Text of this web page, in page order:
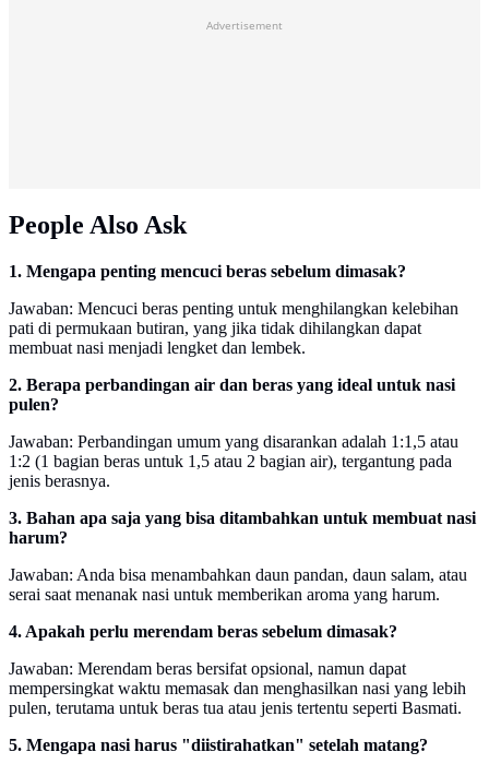
Advertisement
People Also Ask
1. Mengapa penting mencuci beras sebelum dimasak?
Jawaban: Mencuci beras penting untuk menghilangkan kelebihan
pati di permukaan butiran, yang jika tidak dihilangkan dapat
membuat nasi menjadi lengket dan lembek.
2. Berapa perbandingan air dan beras yang ideal untuk nasi
pulen?
Jawaban: Perbandingan umum yang disarankan adalah 1:1,5 atau
1:2 (1 bagian beras untuk 1,5 atau 2 bagian air), tergantung pada
jenis berasnya.
3. Bahan apa saja yang bisa ditambahkan untuk membuat nasi
harum?
Jawaban: Anda bisa menambahkan daun pandan, daun salam, atau
serai saat menanak nasi untuk memberikan aroma yang harum.
4. Apakah perlu merendam beras sebelum dimasak?
Jawaban: Merendam beras bersifat opsional, namun dapat
mempersingkat waktu memasak dan menghasilkan nasi yang lebih
pulen, terutama untuk beras tua atau jenis tertentu seperti Basmati.
5. Mengapa nasi harus "diistirahatkan" setelah matang?